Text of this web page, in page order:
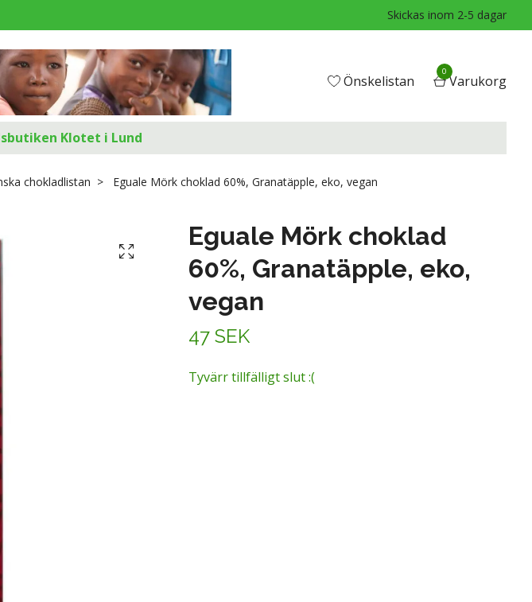
Skickas inom 2-5 dagar
Önskelistan
0
Varukorg
Klotet i Lund
chokladlistan Eguale Mörk choklad 60%, Granatäpple, eko, vegan
Eguale Mörk choklad
60%, Granatäpple, eko,
vegan
47 SEK
Tyvärr tillfälligt slut :(